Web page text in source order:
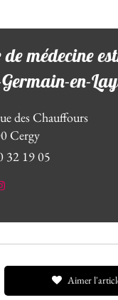
de médecine
en-
des Chauffours
Cergy
32 19 05
Aimer